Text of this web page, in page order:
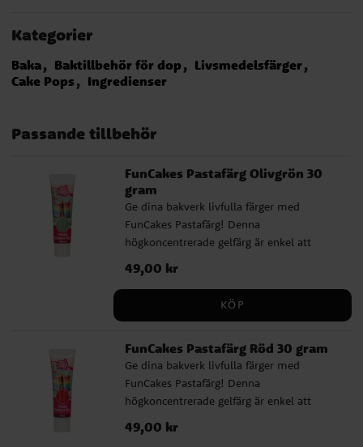
Kategorier
Baka Baktillbehör för dop
Livsmedelsfärger
Cake Pops
Ingredienser
Passande tillbehör
FunCakes Pastafärg Olivgrön 30
gram
Ge dina bakverk livfulla färger med
FunCakes Pastafärg! Denna
högkoncentrerade gelfärg är enkel att
använda och fungerar perfekt till fondant,
marsipan, glasyr, smörkräm, glass, deg,
frosting och mycket mer. Med bara en
droppe får du intensiva och jämna färger
för enkel dosering utan spill, och färgen är
dessutom ugnssäker upp till 200 °C.
Perfekt när du vill baka färgstarka tårtor,
cupcakes eller kakor. FunCakes pastafärger
finns i många härliga nyanser och är ett
måste för dig som vill skapa kreativa och
Pris :49,00 kr
49,00 kr
KÖP
FunCakes Pastafärg Röd 30 gram
Ge dina bakverk livfulla färger med
FunCakes Pastafärg! Denna
högkoncentrerade gelfärg är enkel att
använda och fungerar perfekt till fondant,
marsipan, glasyr, smörkräm, glass, deg,
Pris :49,00 kr
49,00 kr